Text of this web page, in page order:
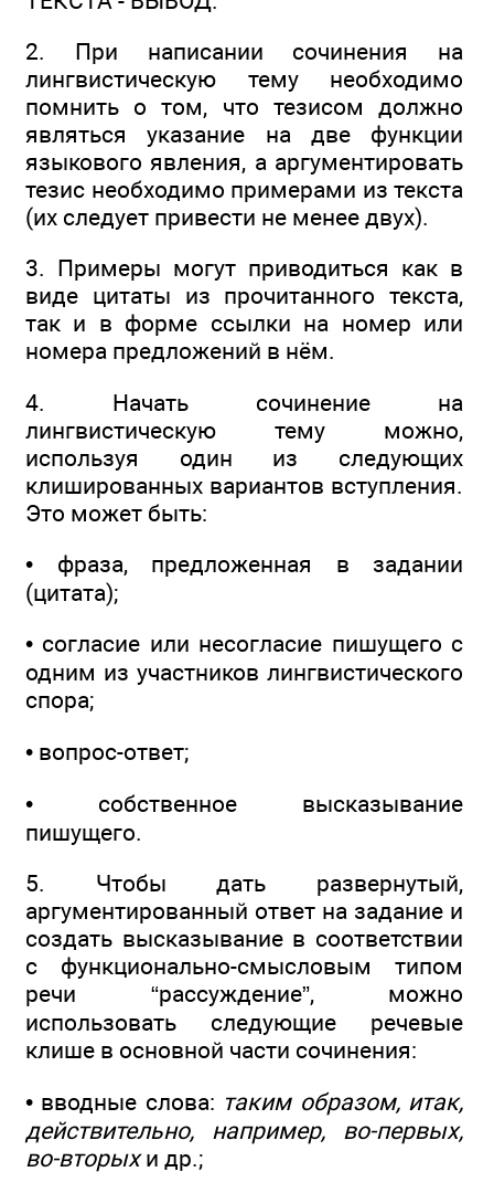
2. При написании сочинения на
лингвистическую тему необходимо
помнить о том, что тезисом должно
являться указание на две функции
языкового явления, а аргументировать
тезис необходимо примерами из текста
(их следует привести не менее двух).
3. Примеры могут приводиться как в
виде цитаты из прочитанного текста,
так и в форме ссылки на номер или
номера предложений в нём.
4. Начать сочинение на
лингвистическую тему можно,
используя один из следующих
клишированных вариантов вступления.
Это может быть:
• фраза, предложенная в задании
(цитата);
• согласие или несогласие пишущего с
одним из участников лингвистического
спора;
• вопрос-ответ;
• собственное высказывание
пишущего.
5. Чтобы дать развернутый,
аргументированный ответ на задание и
создать высказывание в соответствии
с функционально-смысловым типом
речи “рассуждение”, можно
использовать следующие речевые
клише в основной части сочинения:
• вводные слова: таким образом, итак,
действительно, например, во-первых,
во-вторыхи др.;